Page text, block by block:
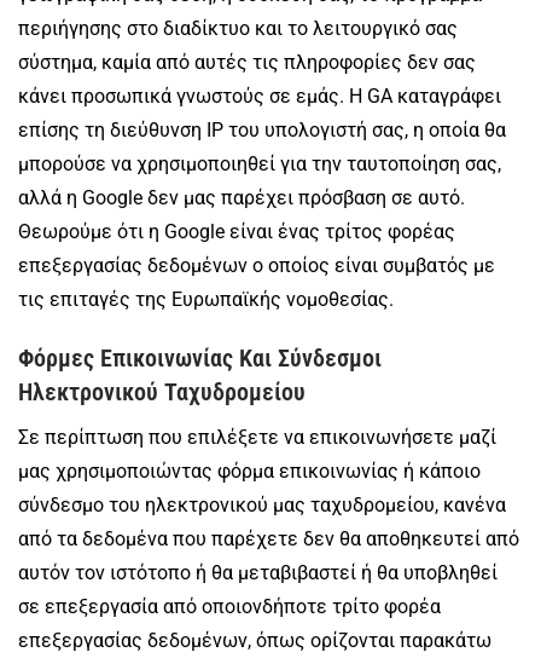
περιήγησης στο διαδίκτυο και το λειτουργικό σας
σύστημα, καμία από αυτές τις πληροφορίες δεν σας
κάνει προσωπικά γνωστούς σε εμάς. Η GA καταγράφει
επίσης τη διεύθυνση IP του υπολογιστή σας, η οποία θα
μπορούσε να χρησιμοποιηθεί για την ταυτοποίηση σας,
αλλά η Google δεν μας παρέχει πρόσβαση σε αυτό.
Θεωρούμε ότι η Google είναι ένας τρίτος φορέας
επεξεργασίας δεδομένων ο οποίος είναι συμβατός με
τις επιταγές της Ευρωπαϊκής νομοθεσίας.
Φόρμες Επικοινωνίας Και Σύνδεσμοι
Ηλεκτρονικού Ταχυδρομείου
Σε περίπτωση που επιλέξετε να επικοινωνήσετε μαζί
μας χρησιμοποιώντας φόρμα επικοινωνίας ή κάποιο
σύνδεσμο του ηλεκτρονικού μας ταχυδρομείου, κανένα
από τα δεδομένα που παρέχετε δεν θα αποθηκευτεί από
αυτόν τον ιστότοπο ή θα μεταβιβαστεί ή θα υποβληθεί
σε επεξεργασία από οποιονδήποτε τρίτο φορέα
επεξεργασίας δεδομένων, όπως ορίζονται παρακάτω